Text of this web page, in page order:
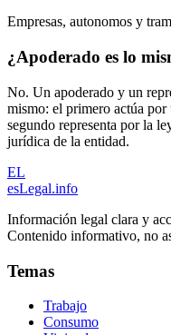
Empresas, autonomos y
¿Apoderado es lo
No. Un apoderado y un
mismo: el primero actúa
segundo representa por la
jurídica de la entidad.
EL
esLegal.info
Información legal clara y
Contenido informativo, no
Temas
Trabajo
Consumo